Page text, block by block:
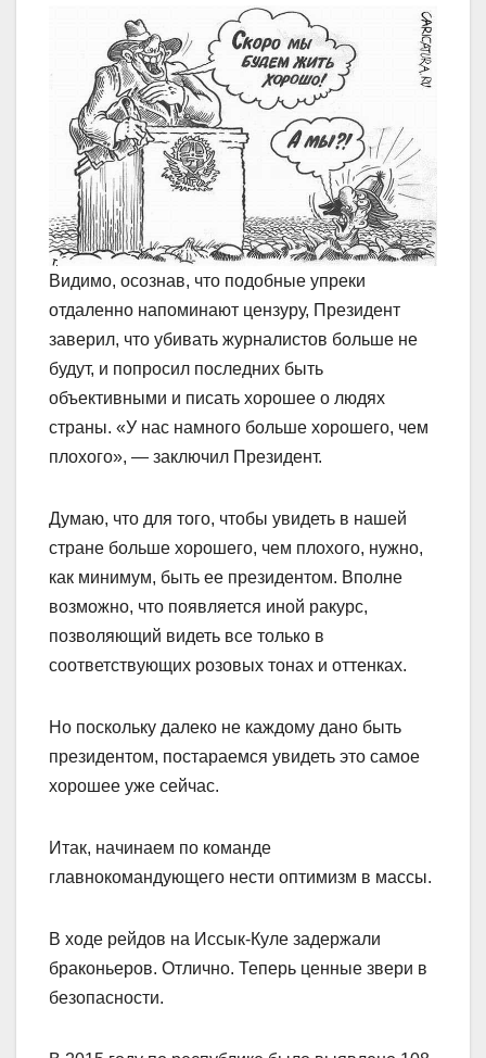
Видимо, осознав, что подобные упреки
отдаленно напоминают цензуру, Президент
заверил, что убивать журналистов больше не
будут, и попросил последних быть
объективными и писать хорошее о людях
страны. «У нас намного больше хорошего, чем
плохого», — заключил Президент.
Думаю, что для того, чтобы увидеть в нашей
стране больше хорошего, чем плохого, нужно,
как минимум, быть ее президентом. Вполне
возможно, что появляется иной ракурс,
позволяющий видеть все только в
соответствующих розовых тонах и оттенках.
Но поскольку далеко не каждому дано быть
президентом, постараемся увидеть это самое
хорошее уже сейчас.
Итак, начинаем по команде
главнокомандующего нести оптимизм в массы.
В ходе рейдов на Иссык-Куле задержали
браконьеров. Отлично. Теперь ценные звери в
безопасности.